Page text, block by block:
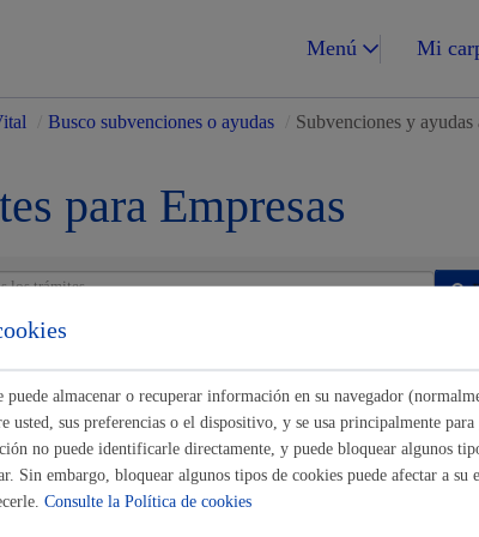
Menú Mi
Impuestos
Vivienda
Busco subvenciones o ayudas Subvenciones y ayudas
para Empresas
y ayudas a personas
Rehabilitación de viviendas y edificios residenciales
almacenar o recuperar información en su navegador
usted, sus preferencias o el dispositivo, y se usa principalmente
no puede identificarle directamente, y puede bloquear algunos
Sin embargo, bloquear algunos tipos de cookies puede afectar a
Consulte la Política de cookies